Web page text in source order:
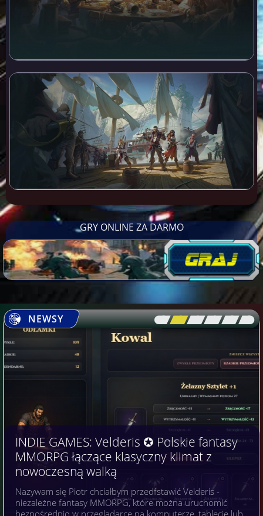
GRY ONLINE ZA DARMO
NEWSY [\ \\ \\ \\ \\ \]
INDIE GAMES: Velderis ✪ Polskie fantasy
MMORPG łączące klasyczny klimat z
nowoczesną walką
Nazywam się Piotr chciałbym przedfstawić Velderis -
niezależne fantasy MMORPG, które można uruchomić